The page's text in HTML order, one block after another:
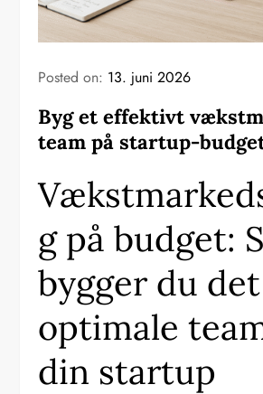
Posted on: 13. juni 2026
Byg et effektivt
team på startup-
g på budget:
bygger du det
optimale
din startup